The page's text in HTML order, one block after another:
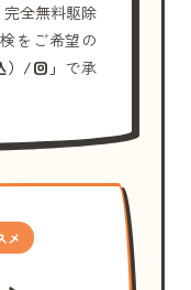
全無料駆除
をご希望の
/回」 で承
メ